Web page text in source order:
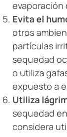
evaporación
Evita el
otros
partículas
sequedad
o utiliza
expuesto a
Utiliza
sequedad
considera